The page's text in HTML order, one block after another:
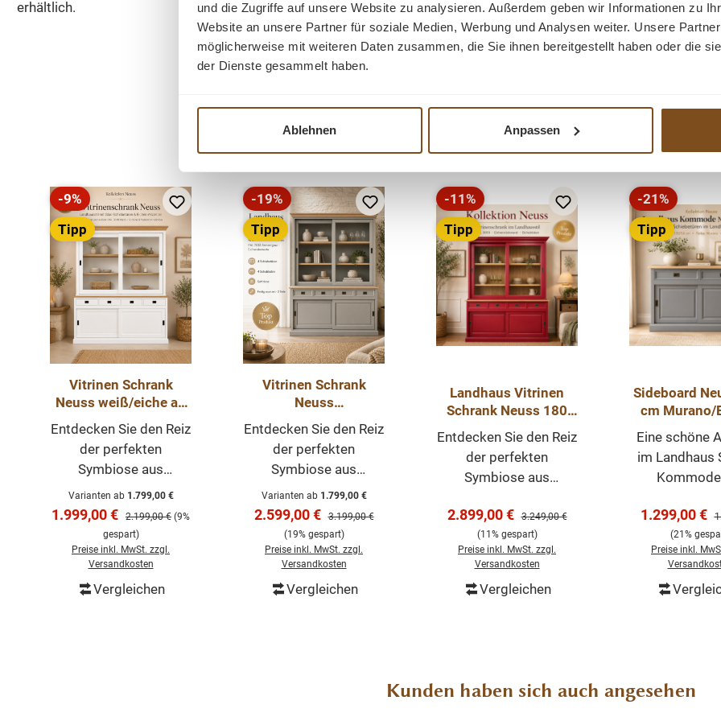
und die Zugriffe auf unsere Website zu analysieren. Außerdem geben wir Informationen zu
Website an unsere Partner für soziale Medien, Werbung und Analysen weiter. Unsere
möglicherweise mit weiteren Daten zusammen, die Sie ihnen bereitgestellt haben oder die
der Dienste gesammelt haben.
Ablehnen Anpassen
erhältlich.
Rabatt
-9%
Tipp
Vitrinen Schrank
Neuss weiß/eiche ab
120 cm -
Buffetschrank Größen
& Varianten wählbar
Entdecken Sie den Reiz
der perfekten
Symbiose aus
Landhausstil und
zeitgenössischen
Akzenten im
Vitrinenschrank Neuss.
Präsentieren und
Aufbewahren in
Varianten ab1.799,00 €
Verkaufspreis:
1.999,00 € Regulärer Preis:
2.199,00 € (9%
gespart)
Preise inkl. MwSt. zzgl.
Versandkosten
Vergleichen
Rabatt
-19%
Tipp
Vitrinen Schrank
Neuss
zementgraueiche ab
120 cm -
Buffetschrank Größen
& Varianten wählbar
Entdecken Sie den Reiz
der perfekten
Symbiose aus
Landhausstil und
zeitgenössischen
Akzenten im
Vitrinenschrank Neuss.
Präsentieren und
Aufbewahren in
Varianten ab1.799,00 €
Verkaufspreis:
2.599,00 € Regulärer Preis:
3.199,00 €
(19% gespart)
Preise inkl. MwSt. zzgl.
Versandkosten
Vergleichen
Rabatt
-11%
Tipp
Landhaus Vitrinen
Schrank Neuss 180
cm Rot mit
Eichenrückwand
Entdecken Sie den Reiz
der perfekten
Symbiose aus
zeitgenössischen
Akzenten im Vitrinen
Schrank Neuss. Mit
Höhe,180 cm Breite
Schrank genug Raum
Verkaufspreis:
2.899,00 € Regulärer Preis:
3.249,00 €
(11% gespart)
Preise inkl. MwSt. zzgl.
Versandkosten
Vergleichen
Rabatt
-21%
Tipp
Sideboard
cm Murano/
Anrichte
Eine schöne
im Landhaus
vielseitig
Ihrem Haus
1.299,00 €
(21%
Preise inkl.
Kunden haben sich auch angesehen